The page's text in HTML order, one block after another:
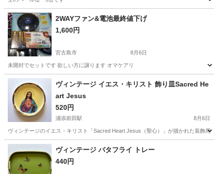
沖縄 中頭郡 ペール缶
2WAYファン&電池最終値下げ
1,600円
宮古島市 8月6日
未開封でセットです 欲しい方に譲ります オマケアリ
沖縄 宮古島市 セット
ヴィンテージ イエス・キリスト 飾り皿Sacred He
art Jesus
520円
浦添前田駅 8月6日
ヴィンテージのイエス・キリスト「Sacred Heart Jesus（聖心）」が描かれた装飾用
沖縄 中頭郡 浦添前田駅 食器
ヴィンテージ バタフライ トレー
440円